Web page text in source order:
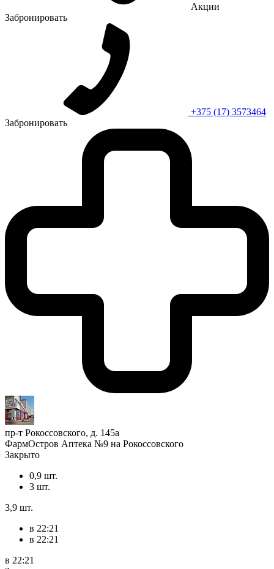
Акции
Забронировать
+375 (17) 3573464
Забронировать
пр-т Рокоссовского, д. 145а
ФармОстров Аптека №9 на Рокоссовского
Закрыто
0,9 шт.
3 шт.
3,9 шт.
в 22:21
в 22:21
в 22:21